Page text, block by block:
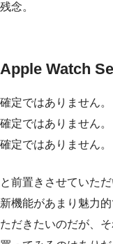
残念。
Apple Watch
確定ではありません。
確定ではありません。
確定ではありません。
と前置きさせていた
新機能があまり魅力
ただきたいのだが、